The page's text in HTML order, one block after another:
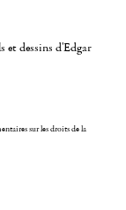
et dessins d'Edgar
sur les droits de la